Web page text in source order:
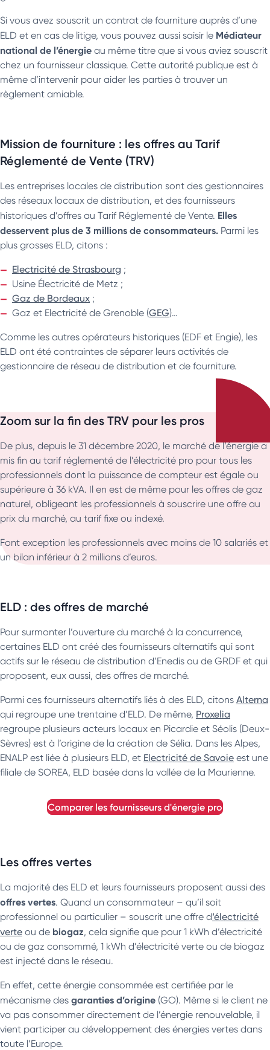
Si vous avez souscrit un contrat de fourniture auprès d’une
ELD et en cas de litige, vous pouvez aussi saisir le Médiateur
national de l’énergie au même titre que si vous aviez souscrit
chez un fournisseur classique. Cette autorité publique est à
même d’intervenir pour aider les parties à trouver un
règlement amiable.
Mission de fourniture : les offres au Tarif
Réglementé de Vente (TRV)
Les entreprises locales de distribution sont des gestionnaires
des réseaux locaux de distribution, et des fournisseurs
historiques d’offres au Tarif Réglementé de Vente. Elles
desservent plus de 3 millions de consommateurs. Parmi les
plus grosses ELD, citons :
Electricité de Strasbourg ;
Usine Électricité de Metz ;
Gaz de Bordeaux ;
Gaz et Electricité de Grenoble (GEG)…
Comme les autres opérateurs historiques (EDF et Engie), les
ELD ont été contraintes de séparer leurs activités de
gestionnaire de réseau de distribution et de fourniture.
Zoom sur la fin des TRV pour les pros
De plus, depuis le 31 décembre 2020, le marché de l’énergie a
mis fin au tarif réglementé de l’électricité pro pour tous les
professionnels dont la puissance de compteur est égale ou
supérieure à 36 kVA. Il en est de même pour les offres de gaz
naturel, obligeant les professionnels à souscrire une offre au
prix du marché, au tarif fixe ou indexé.
Font exception les professionnels avec moins de 10 salariés et
un bilan inférieur à 2 millions d’euros.
ELD : des offres de marché
Pour surmonter l’ouverture du marché à la concurrence,
certaines ELD ont créé des fournisseurs alternatifs qui sont
actifs sur le réseau de distribution d’Enedis ou de GRDF et qui
proposent, eux aussi, des offres de marché.
Parmi ces fournisseurs alternatifs liés à des ELD, citons Alterna
qui regroupe une trentaine d’ELD. De même, Proxelia
regroupe plusieurs acteurs locaux en Picardie et Séolis (Deux-
Sèvres) est à l’origine de la création de Sélia. Dans les Alpes,
ENALP est liée à plusieurs ELD, et Electricité de Savoie est une
filiale de SOREA, ELD basée dans la vallée de la Maurienne.
comparer les fournisseurs d'énergie pro
Les offres vertes
La majorité des ELD et leurs fournisseurs proposent aussi des
offres vertes. Quand un consommateur – qu’il soit
professionnel ou particulier – souscrit une offre d‘électricité
verte ou de biogaz, cela signifie que pour 1 kWh d’électricité
ou de gaz consommé, 1 kWh d’électricité verte ou de biogaz
est injecté dans le réseau.
En effet, cette énergie consommée est certifiée par le
mécanisme des garanties d’origine (GO). Même si le client ne
va pas consommer directement de l’énergie renouvelable, il
vient participer au développement des énergies vertes dans
toute l’Europe.